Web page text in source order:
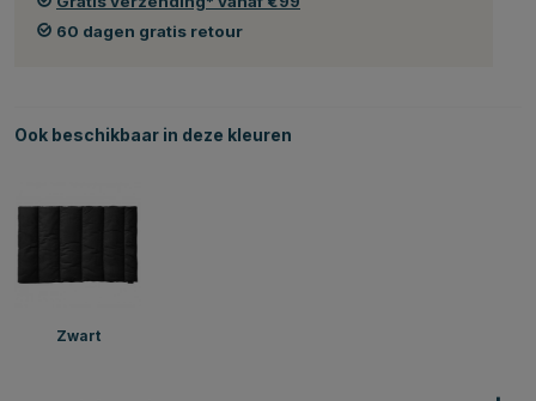
60 dagen gratis retour
Ook beschikbaar in deze kleuren
Zwart